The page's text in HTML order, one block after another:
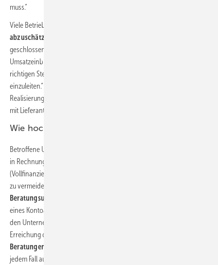
muss.“
Viele Betriebe sind nicht in der Lage,
abzuschätzen.
geschlossen ist, wird möglicherweise erst im Herbst einen
Umsatzeinbruch verbuchen. Hier ist es wichtig, schon jetzt an den
richtigen Stellschrauben zu drehen und erforderliche Maßnahmen
einzuleiten.“ Als Maßnahmen nennt Elbs kurzfristige Kredite, die
Realisierung von Projekten nur noch mit Anzahlung oder die Einigung
mit Lieferanten auf längere Zahlungsziele.
Wie hoch ist die Förderung?
Betroffene Unternehmen erhalten eine 100-prozentige Förderung der
in Rechnung gestellten Beratungskosten, maximal 4000 Euro
(Vollfinanzierung). Um eine Vorfinanzierung der betroffenen Betriebe
zu vermeiden,
Beratungsunternehmen.
eines Kontoauszuges, der die Bezahlung der Beratungsrechnung an
den Unternehmensberater belegt, ist zunächst ausgesetzt. Bis zur
Erreichung der maximalen Zuschusshöhe ist es
Beratungen in Anspruch zu nehmen.
jedem Fall auf die durch die Coronakrise verursachte wirtschaftliche